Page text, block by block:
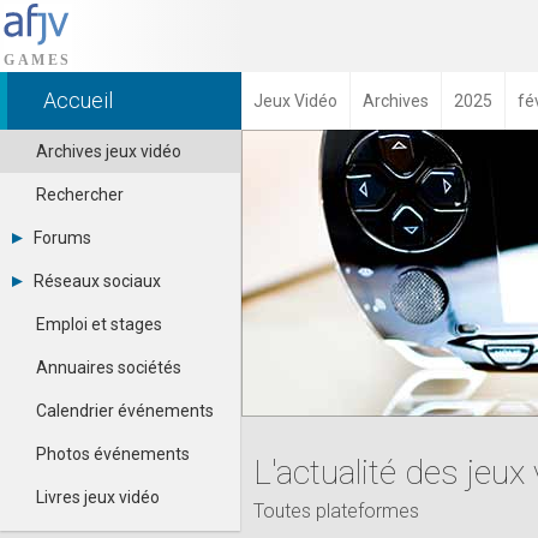
Accueil Jeux Vidéo Archives 2025
Archives jeux vidéo
Rechercher
Forums
Tous les forums
-
Contacter un modérateur
Réseaux sociaux
Dailymotion
Facebook
Google+
Pinterest
Youtube
Emploi et stages
Annuaires sociétés
Calendrier événements
Photos événements
Livres jeux vidéo
L'actualité des
Toutes plateformes